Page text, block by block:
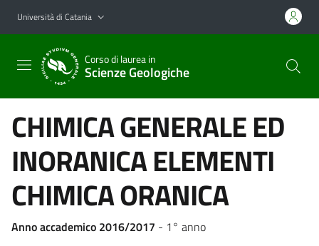
Vai al contenuto principale
Vai al menu di navigazione
Università di Catania
Corso di laurea in
Scienze Geologiche
CHIMICA GENERALE ED
INORANICA ELEMENTI
CHIMICA ORANICA
Anno accademico 2016/2017 - 1° anno